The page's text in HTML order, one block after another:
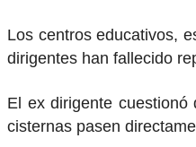
Los centros educativos,
dirigentes han fallecido
El ex dirigente
cisternas pasen